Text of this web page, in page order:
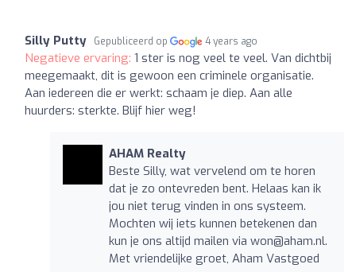
Silly Putty Gepubliceerd op 4 years ago
Negatieve ervaring: 1 ster is nog veel te veel. Van dichtbij
meegemaakt, dit is gewoon een criminele organisatie.
Aan iedereen die er werkt: schaam je diep. Aan alle
huurders: sterkte. Blijf hier weg!
AHAM Realty
Beste Silly, wat vervelend om te horen
dat je zo ontevreden bent. Helaas kan ik
jou niet terug vinden in ons systeem.
Mochten wij iets kunnen betekenen dan
kun je ons altijd mailen via won@aham.nl.
Met vriendelijke groet, Aham Vastgoed